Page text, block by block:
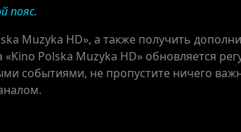
пояс.
Muzyka HD», а также получить
Polska Muzyka HD» обновляется
событиями, не пропустите ничего